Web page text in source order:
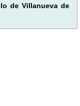
de Villanueva de